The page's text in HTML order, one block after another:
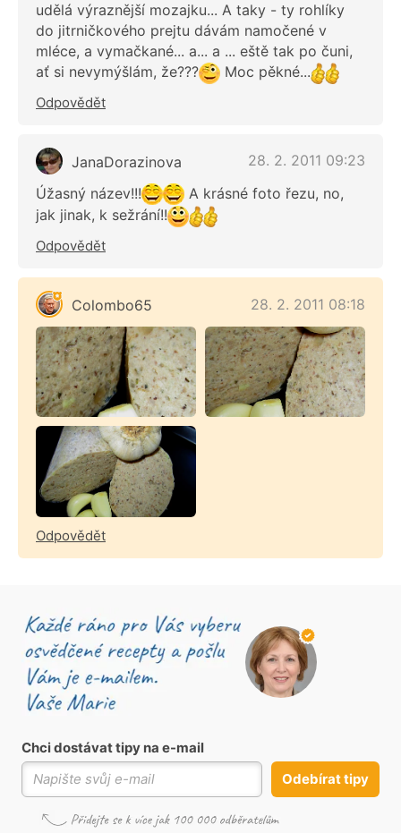
udělá výraznější mozajku... A taky - ty rohlíky
do jitrničkového prejtu dávám namočené v
mléce, a vymačkané... a... a ... eště tak po čuni,
ať si nevymýšlám, že???
Moc pěkné...
Odpovědět
JanaDorazinova
28. 2. 2011 09:23
Úžasný název!!!
A krásné foto řezu, no,
jak jinak, k sežrání!!
Odpovědět
Colombo65 28. 2. 2011 08:18
Odpovědět
Chci dostávat tipy na e-mail
Odebírat tipy